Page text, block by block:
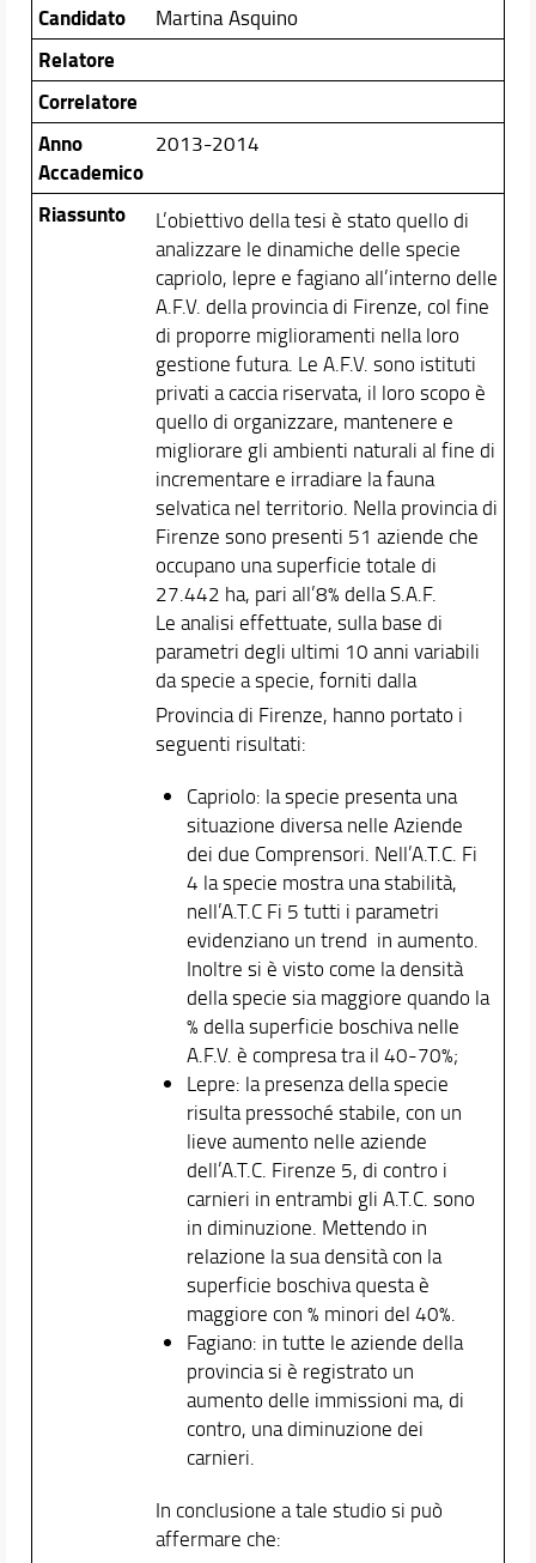
Candidato
Martina Asquino
Relatore
Correlatore
Anno
Accademico
2013-2014
Riassunto
L’obiettivo della tesi è stato quello di
analizzare le dinamiche delle specie
capriolo, lepre e fagiano all’interno delle
A.F.V. della provincia di Firenze, col fine
di proporre miglioramenti nella loro
gestione futura. Le A.F.V. sono istituti
privati a caccia riservata, il loro scopo è
quello di organizzare, mantenere e
migliorare gli ambienti naturali al fine di
incrementare e irradiare la fauna
selvatica nel territorio. Nella provincia di
Firenze sono presenti 51 aziende che
occupano una superficie totale di
27.442 ha, pari all’8% della S.A.F.
Le analisi effettuate, sulla base di
parametri degli ultimi 10 anni variabili
da specie a specie, forniti dalla
Provincia di Firenze, hanno portato i
seguenti risultati:
Capriolo: la specie presenta una
situazione diversa nelle Aziende
dei due Comprensori. Nell’A.T.C. Fi
4 la specie mostra una stabilità,
nell’A.T.C Fi 5 tutti i parametri
evidenziano un trend in aumento.
Inoltre si è visto come la densità
della specie sia maggiore quando la
% della superficie boschiva nelle
A.F.V. è compresa tra il 40-70%;
Lepre: la presenza della specie
risulta pressoché stabile, con un
lieve aumento nelle aziende
dell’A.T.C. Firenze 5, di contro i
carnieri in entrambi gli A.T.C. sono
in diminuzione. Mettendo in
relazione la sua densità con la
superficie boschiva questa è
maggiore con % minori del 40%.
Fagiano: in tutte le aziende della
provincia si è registrato un
aumento delle immissioni ma, di
contro, una diminuzione dei
carnieri.
In conclusione a tale studio si può
affermare che: